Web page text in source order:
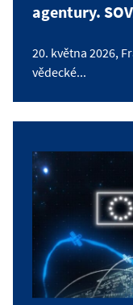
agentury.
20. května 2026,
vědecké...